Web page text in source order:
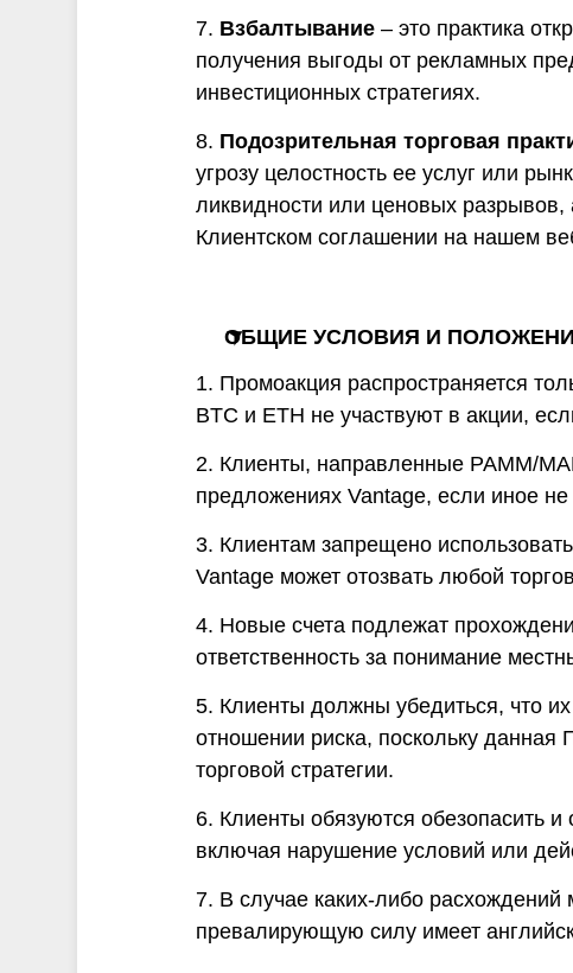
7. Взбалтывание – это практика
получения выгоды от рекламных
инвестиционных стратегиях.
8. Подозрительная торговая
угрозу целостность ее услуг или
ликвидности или ценовых
Клиентском соглашении на нашем
ОБЩИЕ УСЛОВИЯ И
1. Промоакция распространяется
BTC и ETH не участвуют в акции,
2. Клиенты, направленные PAMM/
предложениях Vantage, если иное не
3. Клиентам запрещено
Vantage может отозвать любой
4. Новые счета подлежат
ответственность за понимание
5. Клиенты должны убедиться, что
отношении риска, поскольку данная
торговой стратегии.
6. Клиенты обязуются обезопасить
включая нарушение условий или
7. В случае каких-либо
превалирующую силу имеет